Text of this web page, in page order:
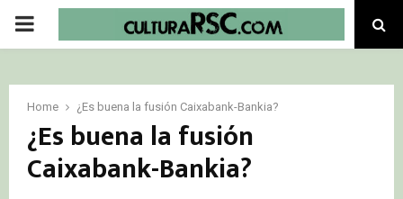
PRIMARY
Home ¿Es buena la fusión Caixabank-Bankia?
¿Es buena la fusión
Caixabank-Bankia?